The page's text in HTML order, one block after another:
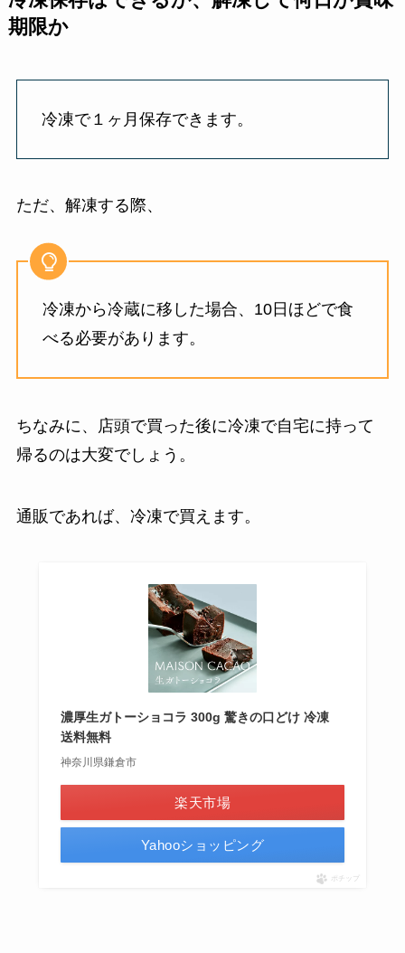
期限か
冷凍で１ヶ月保存できます。
ただ、解凍する際、
冷凍から冷蔵に移した場合、10日ほどで食
べる必要があります。
ちなみに、店頭で買った後に冷凍で自宅に持って
帰るのは大変でしょう。
通販であれば、冷凍で買えます。
濃厚生ガトーショコラ 300g 驚きの口どけ 冷凍
送料無料
神奈川県鎌倉市
楽天市場
Yahooショッピング
ポチップ